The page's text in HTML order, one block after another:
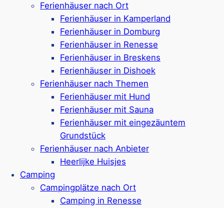
Ferienhäuser nach Ort
Ferienhäuser in Kamperland
Ferienhäuser in Domburg
Ferienhäuser in Renesse
Ferienhäuser in Breskens
Ferienhäuser in Dishoek
Ferienhäuser nach Themen
Ferienhäuser mit Hund
Ferienhäuser mit Sauna
Ferienhäuser mit eingezäuntem
Grundstück
Ferienhäuser nach Anbieter
Heerlijke Huisjes
Camping
Campingplätze nach Ort
Camping in Renesse
Alle Stellplätze mit privatem Sanitärbereich
Hunde sind erlaubt (max. 2 pro Unterkunft
oder Stellplatz)
Wellnessbereichmit Sauna, Dampfbad &
Whirlpool
Indoor-Spielplatz, Spielschiff &
Wasserspielplatz
Nur 500 Meter bis zum Strand
Google Rezensionen:4,6/5 Sterne
Bewertungen)
Mehr ansehen*
Noordzee Rèsidence De Banjaard